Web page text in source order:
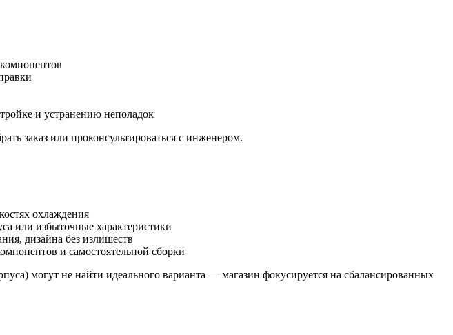
и устранению неполадок
заказ или проконсультироваться с инженером.
охлаждения
или избыточные характеристики
дизайна без излишеств
и самостоятельной сборки
могут не найти идеального варианта — магазин фокусируется на сбалансированных